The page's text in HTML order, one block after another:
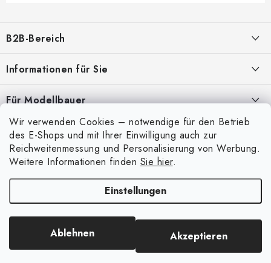
Wir verwenden Cookies – notwendige für den Betrieb
des E-Shops und mit Ihrer Einwilligung auch zur
Reichweitenmessung und Personalisierung von Werbung.
Weitere Informationen finden Sie hier.
Einstellungen
Ablehnen Akzeptieren
ß
z
e
l
B2B-Bereich
Geschäftspartner, die Bereitstellung geeigneter Dienstleistungen und
ANMELDUNG
Informationen für Sie
Meine Bestellung
Kontakte
Versand und Bezahlung
Bedingungen und Konditionen
Datenschutzbestimmungen
Beschwerdeverfahren
Großhandel
Für Modellbauer
Modellfarben-Umrechner
Art Scale Modellbau-Glossar
FAQ
Persönliche Abholung in Liberec
Facebook-Gruppe ASK Builders
Mein Konto
Anmelden
Registrierung
Bestellhistorie
. Alle Rechte vorbehalten.